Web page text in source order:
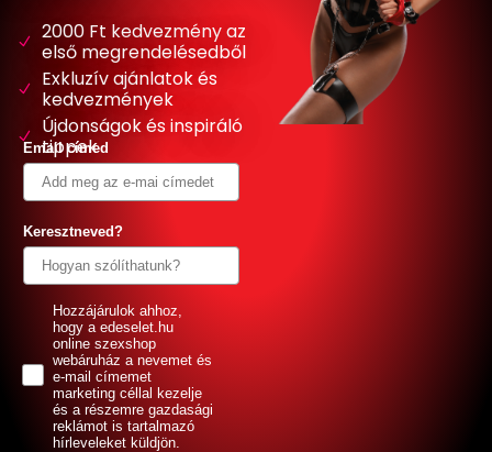
2000 Ft kedvezmény az
első megrendelésedből
Exkluzív ajánlatok és
kedvezmények
Újdonságok és inspiráló
tippek
Email címed
Keresztneved?
GDPRHozzájárulok ahhoz,
hogy a edeselet.hu
online szexshop
webáruház a nevemet és
e-mail címemet
marketing céllal kezelje
és a részemre gazdasági
reklámot is tartalmazó
hírleveleket küldjön.